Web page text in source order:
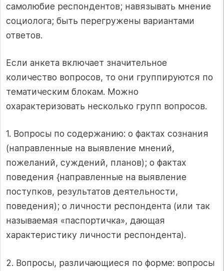
самолюбие респондентов; навязывать мнение
социолога; быть перегружены вариантами
ответов.
Если анкета включает значительное
количество вопросов, то они группируются по
тематическим блокам. Можно
охарактеризовать несколько групп вопросов.
1. Вопросы по содержанию: о фактах сознания
(направленные на выявление мнений,
пожеланий, суждений, планов); о фактах
поведения {направленные на выявление
поступков, результатов деятельности,
поведения); о личности респондента (или так
называемая «паспортичка», дающая
характеристику личности респондента).
2. Вопросы, различающиеся по форме: вопросы